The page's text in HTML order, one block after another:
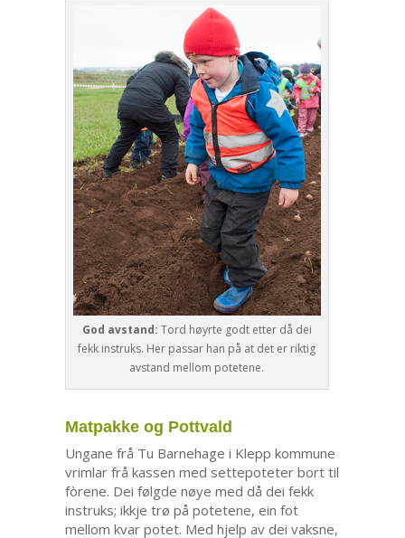
God avstand: Tord høyrte godt etter då dei
fekk instruks. Her passar han på at det er riktig
avstand mellom potetene.
Matpakke og Pottvald
Ungane frå Tu Barnehage i Klepp kommune
vrimlar frå kassen med settepoteter bort til
fòrene. Dei følgde nøye med då dei fekk
instruks; ikkje trø på potetene, ein fot
mellom kvar potet. Med hjelp av dei vaksne,